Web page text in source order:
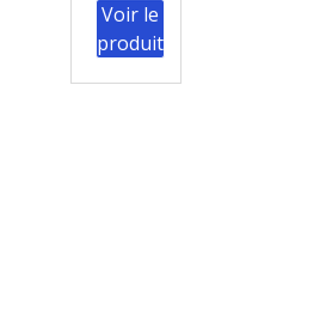
Voir le
produit